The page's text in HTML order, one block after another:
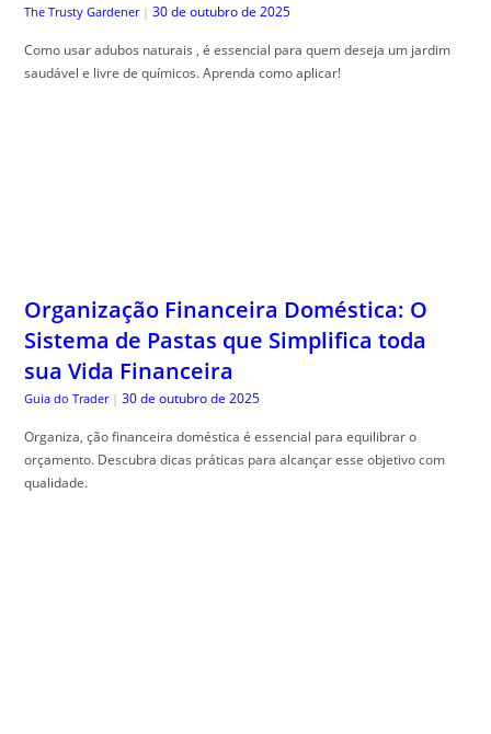
The Trusty Gardener | 30 de outubro de 2025
Como usar adubos naturais , é essencial para quem deseja um jardim
saudável e livre de químicos. Aprenda como aplicar!
Organização Financeira Doméstica: O
Sistema de Pastas que Simplifica toda
sua Vida Financeira
Guia do Trader | 30 de outubro de 2025
Organiza, ção financeira doméstica é essencial para equilibrar o
orçamento. Descubra dicas práticas para alcançar esse objetivo com
qualidade.